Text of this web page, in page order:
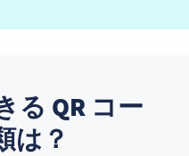
る QR コー
は？